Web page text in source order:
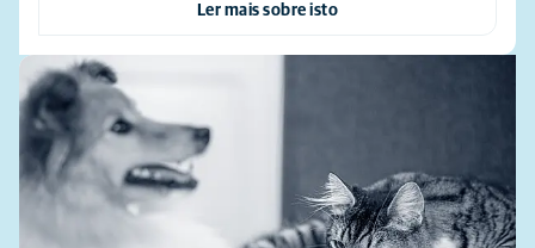
Ler mais sobre isto